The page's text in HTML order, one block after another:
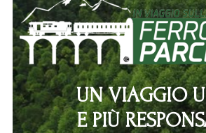
UN VIAGGIO
E PIÙ